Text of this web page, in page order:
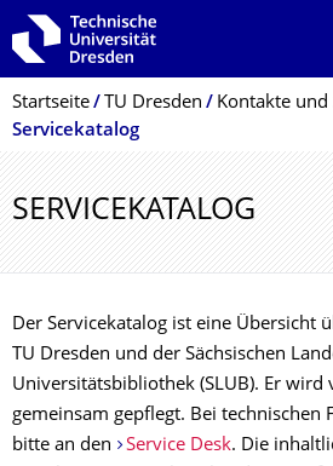
Zur Hauptnavigation springen
Zur Suche springen
Zum Inhalt springen
Breadcrumb-Menü
Startseite TU Dresden
Kontakte und
Servicekatalog
SERVICEKATALOG
Der Servicekatalog ist eine Übersicht
TU Dresden und der Sächsischen
Universitätsbibliothek (SLUB). Er wird
gemeinsam gepflegt. Bei technischen
bitte an den
Service Desk. Die